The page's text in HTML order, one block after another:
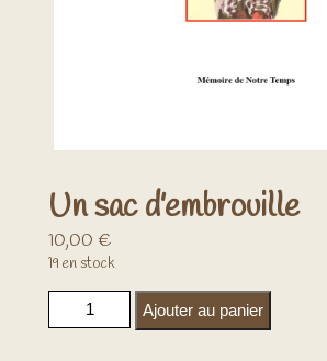
Un sac d’embrouille
10,00 €
19 en stock
quantité de Un sac d'embrouille
Ajouter au panier